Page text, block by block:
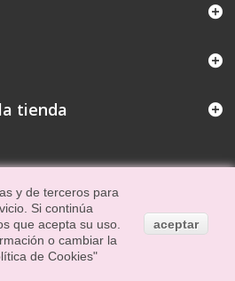
tienda
y de terceros para
Si continúa
que acepta su uso.
o cambiar la
de Cookies"
aceptar